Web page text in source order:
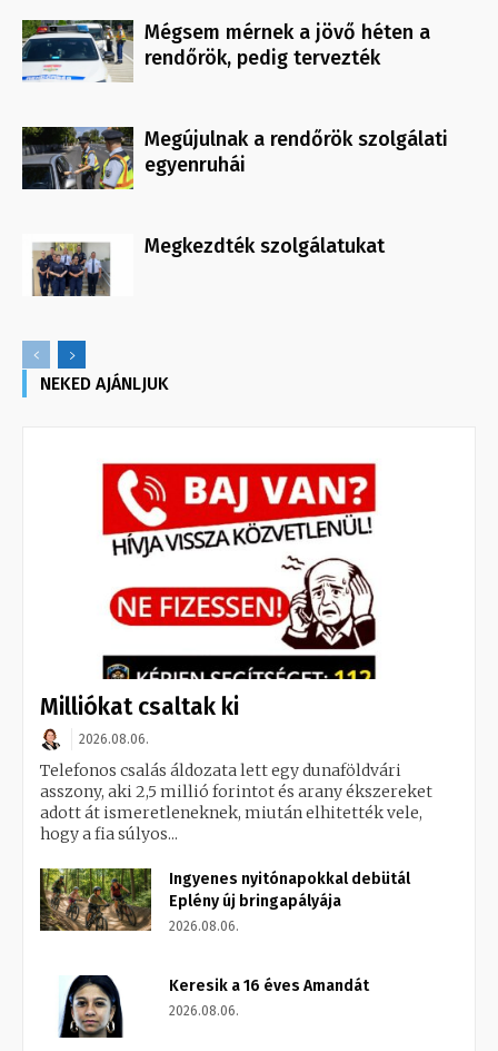
Mégsem mérnek a jövő héten a
rendőrök, pedig tervezték
Megújulnak a rendőrök szolgálati
egyenruhái
Megkezdték szolgálatukat
NEKED AJÁNLJUK
Milliókat csaltak ki
2026.08.06.
Telefonos csalás áldozata lett egy dunaföldvári
asszony, aki 2,5 millió forintot és arany ékszereket
adott át ismeretleneknek, miután elhitették vele,
hogy a fia súlyos...
Ingyenes nyitónapokkal debütál
Eplény új bringapályája
2026.08.06.
Keresik a 16 éves Amandát
2026.08.06.